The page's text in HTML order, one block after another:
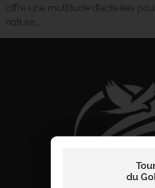
offre une multitude d’activités
nature…
du